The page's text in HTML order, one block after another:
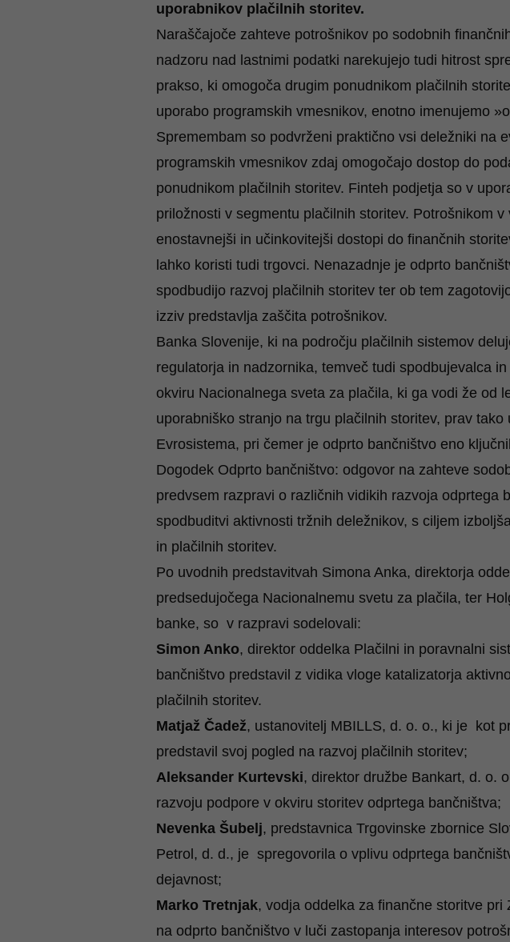
uporabnikov plačilnih storitev.
Naraščajoče zahteve potrošnikov po sodobnih
nadzoru nad lastnimi podatki narekujejo tudi hitrost
prakso, ki omogoča drugim ponudnikom plačilnih
uporabo programskih vmesnikov, enotno imenujemo
Spremembam so podvrženi praktično vsi deležniki na
programskih vmesnikov zdaj omogočajo dostop do
ponudnikom plačilnih storitev. Finteh podjetja so v
priložnosti v segmentu plačilnih storitev. Potrošnikom
enostavnejši in učinkovitejši dostopi do finančnih
lahko koristi tudi trgovci. Nenazadnje je odprto
spodbudijo razvoj plačilnih storitev ter ob tem
izziv predstavlja zaščita potrošnikov.
Banka Slovenije, ki na področju plačilnih sistemov
regulatorja in nadzornika, temveč tudi spodbujevalca
okviru Nacionalnega sveta za plačila, ki ga vodi že od
uporabniško stranjo na trgu plačilnih storitev, prav
Evrosistema, pri čemer je odprto bančništvo eno
Dogodek Odprto bančništvo: odgovor na zahteve
predvsem razpravi o različnih vidikih razvoja odprtega
spodbuditvi aktivnosti tržnih deležnikov, s ciljem
in plačilnih storitev.
Po uvodnih predstavitvah Simona Anka, direktorja
predsedujočega Nacionalnemu svetu za plačila, ter
banke, so v razpravi sodelovali:
Simon Anko, direktor oddelka Plačilni in poravnalni
bančništvo predstavil z vidika vloge katalizatorja
plačilnih storitev.
Matjaž Čadež, ustanovitelj MBILLS, d. o. o., ki je kot
predstavil svoj pogled na razvoj plačilnih storitev;
Aleksander Kurtevski, direktor družbe Bankart, d. o.
razvoju podpore v okviru storitev odprtega bančništva;
Nevenka Šubelj, predstavnica Trgovinske zbornice
Petrol, d. d., je spregovorila o vplivu odprtega
dejavnost;
Marko Tretnjak, vodja oddelka za finančne storitve
na odprto bančništvo v luči zastopanja interesov